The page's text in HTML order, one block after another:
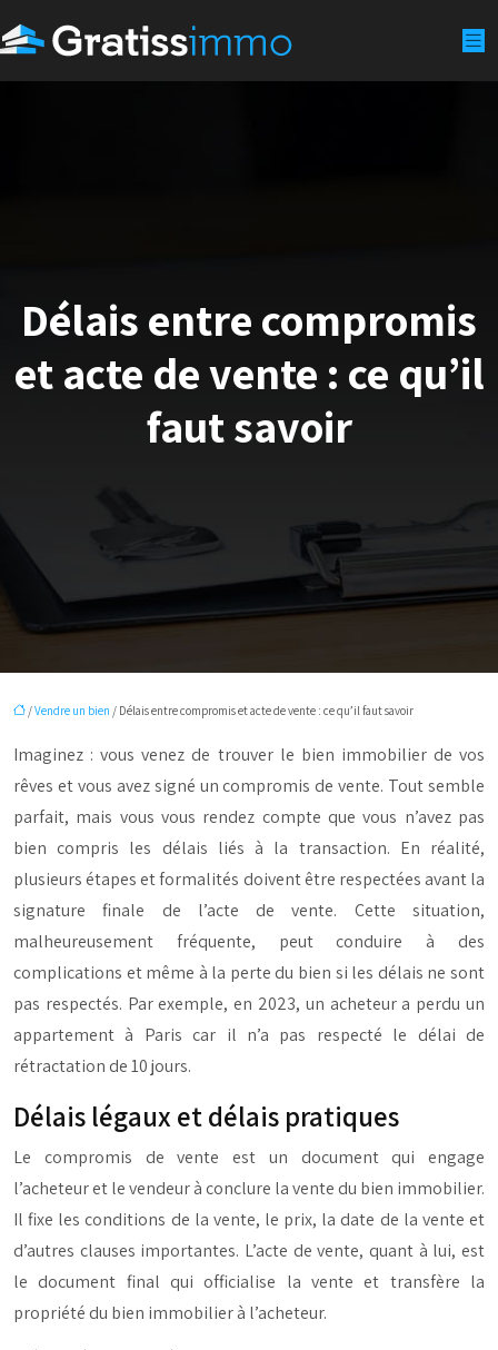
Délais entre compromis
et acte de vente : ce qu’il
faut savoir
/Vendre un bien / Délais entre compromis et acte de vente : ce qu’il faut savoir
Imaginez : vous venez de trouver le bien immobilier de vos
rêves et vous avez signé un compromis de vente. Tout semble
parfait, mais vous vous rendez compte que vous n’avez pas
bien compris les délais liés à la transaction. En réalité,
plusieurs étapes et formalités doivent être respectées avant la
signature finale de l’acte de vente. Cette situation,
malheureusement fréquente, peut conduire à des
complications et même à la perte du bien si les délais ne sont
pas respectés. Par exemple, en 2023, un acheteur a perdu un
appartement à Paris car il n’a pas respecté le délai de
rétractation de 10 jours.
Délais légaux et délais pratiques
Le compromis de vente est un document qui engage
l’acheteur et le vendeur à conclure la vente du bien immobilier.
Il fixe les conditions de la vente, le prix, la date de la vente et
d’autres clauses importantes. L’acte de vente, quant à lui, est
le document final qui officialise la vente et transfère la
propriété du bien immobilier à l’acheteur.